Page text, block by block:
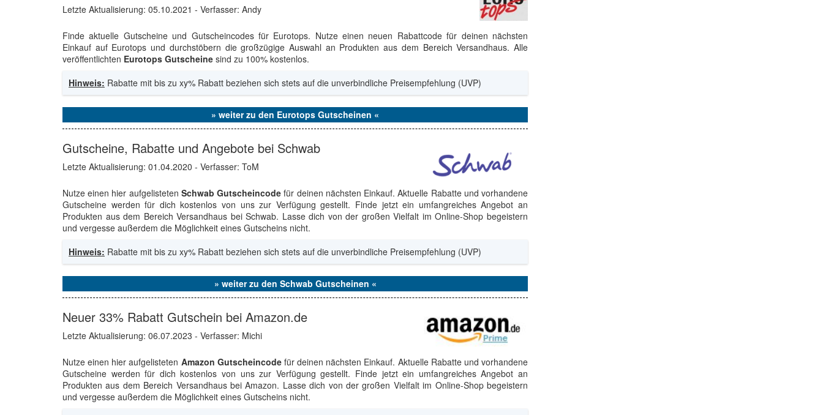
Letzte Aktualisierung: 05.10.2021 - Verfasser: Andy
Finde aktuelle Gutscheine und Gutscheincodes für Eurotops. Nutze einen neuen Rabattcode für deinen nächsten
Einkauf auf Eurotops und durchstöbern die großzügige Auswahl an Produkten aus dem Bereich Versandhaus. Alle
veröffentlichten Eurotops Gutscheine sind zu 100% kostenlos.
Hinweis: Rabatte mit bis zu xy% Rabatt beziehen sich stets auf die unverbindliche Preisempfehlung (UVP)
» weiter zu den Eurotops Gutscheinen «
Gutscheine, Rabatte und Angebote bei Schwab
Letzte Aktualisierung: 01.04.2020 - Verfasser: ToM
Nutze einen hier aufgelisteten Schwab Gutscheincode für deinen nächsten Einkauf. Aktuelle Rabatte und vorhandene
Gutscheine werden für dich kostenlos von uns zur Verfügung gestellt. Finde jetzt ein umfangreiches Angebot an
Produkten aus dem Bereich Versandhaus bei Schwab. Lasse dich von der großen Vielfalt im Online-Shop begeistern
und vergesse außerdem die Möglichkeit eines Gutscheins nicht.
Hinweis: Rabatte mit bis zu xy% Rabatt beziehen sich stets auf die unverbindliche Preisempfehlung (UVP)
» weiter zu den Schwab Gutscheinen «
Neuer 33% Rabatt Gutschein bei Amazon.de
Letzte Aktualisierung: 06.07.2023 - Verfasser: Michi
Nutze einen hier aufgelisteten Amazon Gutscheincodefür deinen nächsten Einkauf. Aktuelle Rabatte und vorhandene
Gutscheine werden für dich kostenlos von uns zur Verfügung gestellt. Finde jetzt ein umfangreiches Angebot an
Produkten aus dem Bereich Versandhaus bei Amazon. Lasse dich von der großen Vielfalt im Online-Shop begeistern
und vergesse außerdem die Möglichkeit eines Gutscheins nicht.